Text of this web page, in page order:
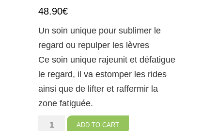
48.90€
Un soin unique pour sublimer le
regard ou repulper les lèvres
Ce soin unique rajeunit et défatigue
le regard, il va estomper les rides
ainsi que de lifter et raffermir la
zone fatiguée.
Soin
ADD TO CART